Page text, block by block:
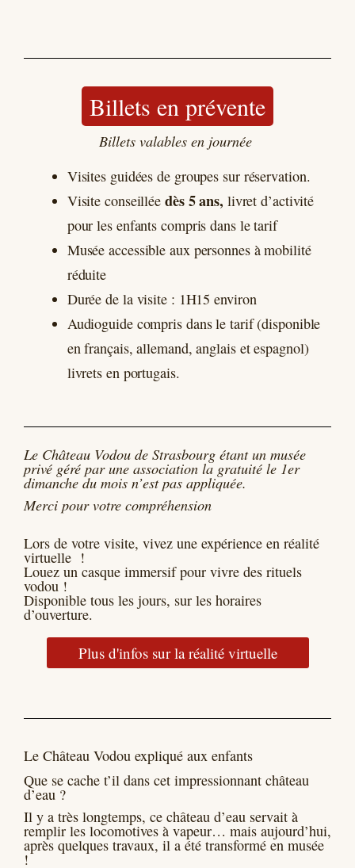
Billets en prévente
Billets valables en journée
Visites guidées de groupes sur réservation.
Visite conseillée dès 5 ans, livret d’activité
pour les enfants compris dans le tarif
Musée accessible aux personnes à mobilité
réduite
Durée de la visite : 1H15 environ
Audioguide compris dans le tarif (disponible
en français, allemand, anglais et espagnol)
livrets en portugais.
Le Château Vodou de Strasbourg étant un musée
privé géré par une association la gratuité le 1er
dimanche du mois n’est pas appliquée.
Merci pour votre compréhension
Lors de votre visite, vivez une expérience en réalité
virtuelle !
Louez un casque immersif pour vivre des rituels
vodou !
Disponible tous les jours, sur les horaires
d’ouverture.
Plus d'infos sur la réalité virtuelle
Le Château Vodou expliqué aux enfants
Que se cache t’il dans cet impressionnant château
d’eau ?
Il y a très longtemps, ce château d’eau servait à
remplir les locomotives à vapeur… mais aujourd’hui,
après quelques travaux, il a été transformé en musée
!